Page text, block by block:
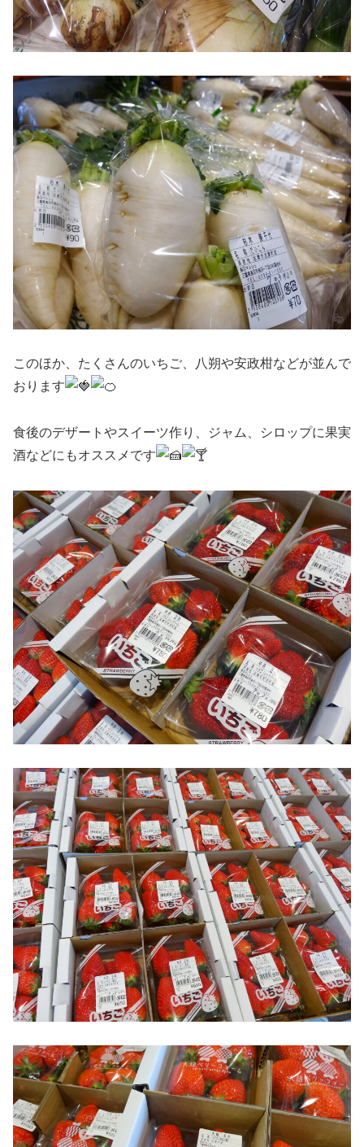
このほか、たくさんのいちご、八朔や安政柑などが並んで
おります
食後のデザートやスイーツ作り、ジャム、シロップに果実
酒などにもオススメです